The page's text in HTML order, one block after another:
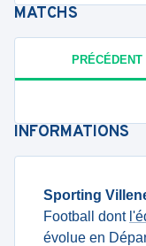
MATCHS
PRÉCÉDENT
INFORMATIONS
Sporting
Football dont
évolue en